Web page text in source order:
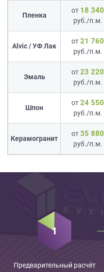
Пленка
от 18 340
руб./п.м.
Alvic / УФ Лак
от21 760
руб./п.м.
Эмаль
от23 220
руб./п.м.
Шпон
от24 550
руб./п.м.
Керамогранит
от35 880
руб./п.м.
Предварительный расчёт